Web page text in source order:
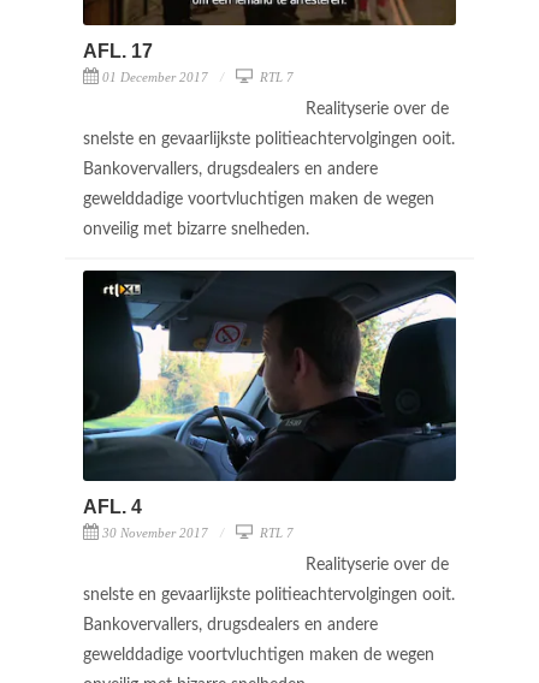
AFL. 17
01 December 2017 RTL 7
Realityserie over de
snelste en gevaarlijkste politieachtervolgingen ooit.
Bankovervallers, drugsdealers en andere
gewelddadige voortvluchtigen maken de wegen
onveilig met bizarre snelheden.
AFL. 4
30 November 2017 RTL 7
Realityserie over de
snelste en gevaarlijkste politieachtervolgingen ooit.
Bankovervallers, drugsdealers en andere
gewelddadige voortvluchtigen maken de wegen